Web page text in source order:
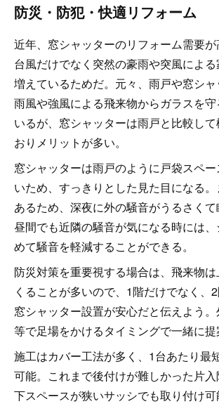
防災・防犯・快適リフォーム
近年、窓シャッターのリフォーム需要が
台風だけでなく突然の豪雨や突風によ
増えているためだ。元々、雨戸や窓シ
雨風や強風による飛来物からガラスを
いるが、窓シャッターは雨戸と比較し
おりメリットが多い。
窓シャッターは雨戸のように戸袋スペ
いため、すっきりとした見た目になる
あるため、深夜に外の騒音がうるさくて
昼間でも近隣の騒音が気になる時には
めて騒音を軽減することができる。
防災対策を重要視する場合は、飛来物
くることが多いので、1階だけでなく、
窓シャッター設置が安心だと伝えよう
等で足場をかけるタイミングで一緒に提
施工はカバー工法が多く、1台あたり最
可能。これまで後付けが難しかった片
下スペースが狭いサッシでも取り付け